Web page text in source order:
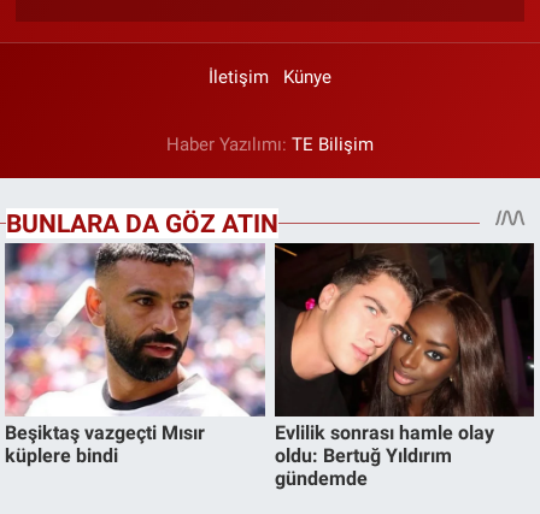
İletişim Künye
Haber Yazılımı: TE Bilişim